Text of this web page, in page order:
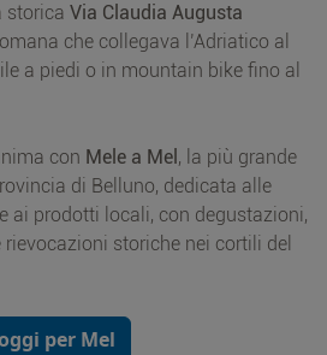
storica Via Claudia Augusta
che collegava l’Adriatico al
a piedi o in mountain bike fino al
con Mele a Mel , la più grande
di Belluno, dedicata alle
ai prodotti locali, con degustazioni,
storiche nei cortili del
per Mel